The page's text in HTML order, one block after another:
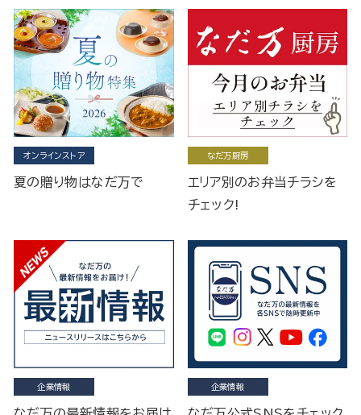
オンラインストア
夏の贈り物はなだ万で
なだ万厨房
エリア別のお弁当チラシを
チェック!
企業情報 企業情報